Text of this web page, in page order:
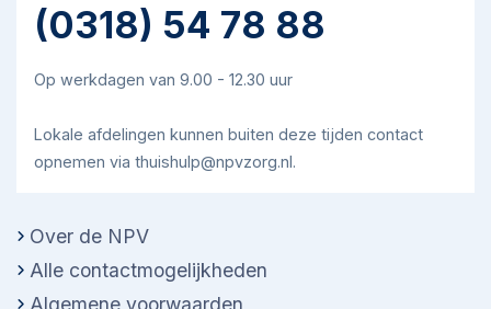
(0318) 54 78 88
Op werkdagen van 9.00 - 12.30 uur
Lokale afdelingen kunnen buiten deze tijden contact
opnemen via thuishulp@npvzorg.nl.
Over de NPV
Alle contactmogelijkheden
Algemene voorwaarden